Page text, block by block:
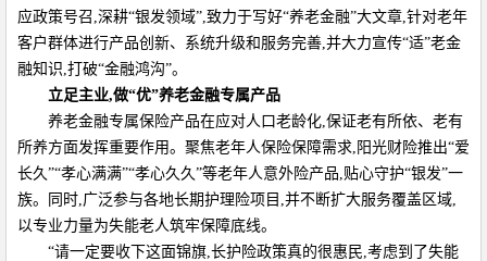
应政策号召,深耕“银发领域”,致力于写好“养老金融”大文章,针对老年
客户群体进行产品创新、系统升级和服务完善,并大力宣传“适”老金
融知识,打破“金融鸿沟”。
立足主业,做“优”养老金融专属产品
养老金融专属保险产品在应对人口老龄化,保证老有所依、老有
所养方面发挥重要作用。聚焦老年人保险保障需求,阳光财险推出“爱
长久”“孝心满满”“孝心久久”等老年人意外险产品,贴心守护“银发”一
族。同时,广泛参与各地长期护理险项目,并不断扩大服务覆盖区域,
以专业力量为失能老人筑牢保障底线。
“请一定要收下这面锦旗,长护险政策真的很惠民,考虑到了失能